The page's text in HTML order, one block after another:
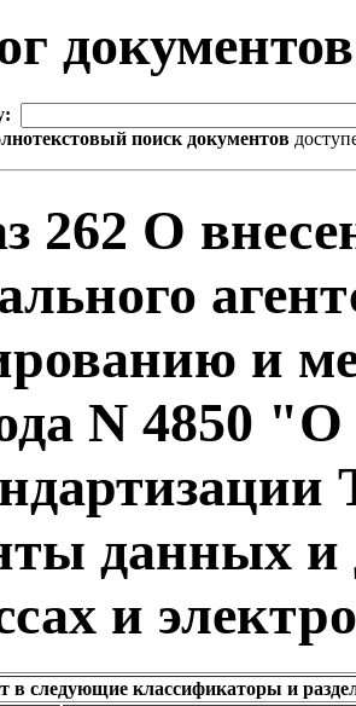
поиск документов
262 О
и
N 4850
данных и
и
в следующие классификаторы и